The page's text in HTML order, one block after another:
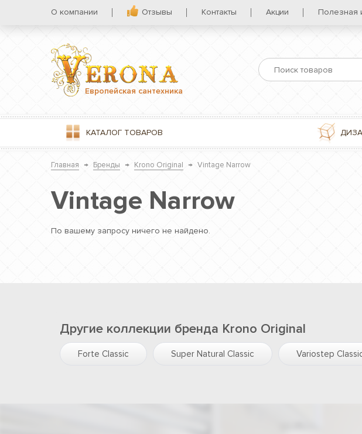
О компании Отзывы Контакты Акции Полезная
Европейская сантехника
КАТАЛОГ ТОВАРОВ
Главная → Бренды → Krono Original → Vintage Narrow
Vintage Narrow
По вашему запросу ничего не найдено.
Другие коллекции бренда Krono Original
Forte Classic Super Natural Classic Variostep